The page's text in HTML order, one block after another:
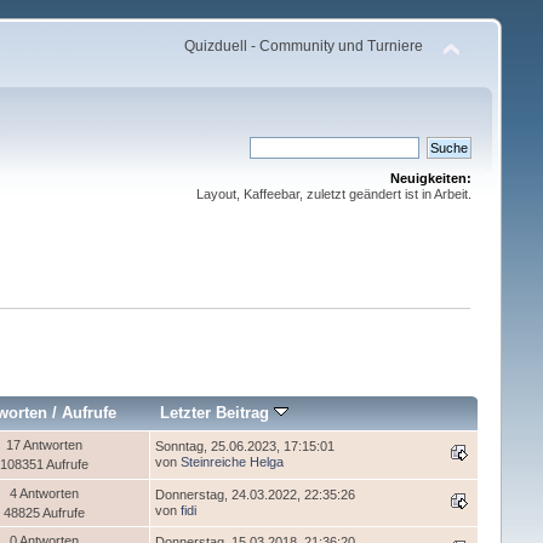
Quizduell - Community und Turniere
Neuigkeiten:
Layout, Kaffeebar, zuletzt geändert ist in Arbeit.
/Aufrufe Letzter Beitrag
17 Antworten
108351 Aufrufe
Sonntag, 25.06.2023, 17:15:01
von Steinreiche Helga
4 Antworten
48825 Aufrufe
Donnerstag, 24.03.2022, 22:35:26
von fidi
0 Antworten